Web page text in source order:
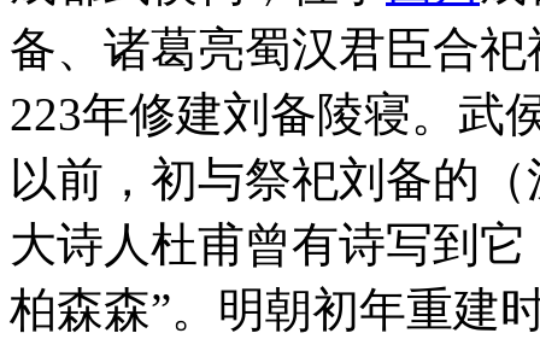
备、诸葛亮蜀汉君臣合
223年修建刘备陵寝。武
以前，初与祭祀刘备的
大诗人杜甫曾有诗写到
柏森森”。明朝初年重建